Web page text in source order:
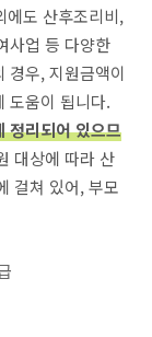
에도 산후조리비,
사업 등 다양한
경우, 지원금액이
도움이 됩니다.
정리되어 있으므
대상에 따라 산
걸쳐 있어, 부모